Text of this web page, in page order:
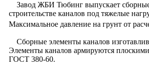
Завод ЖБИ Тюбинг выпускает
строительстве каналов под тяжелые
Максимальное давление на грунт от
Сборные элементы каналов
Элементы каналов армируются
ГОСТ 380-60.